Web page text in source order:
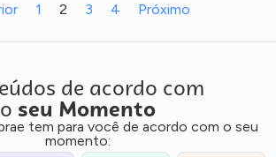
1 2 3 4 Próximo
de acordo com
o seu Momento
tem para você de acordo com o seu
momento: